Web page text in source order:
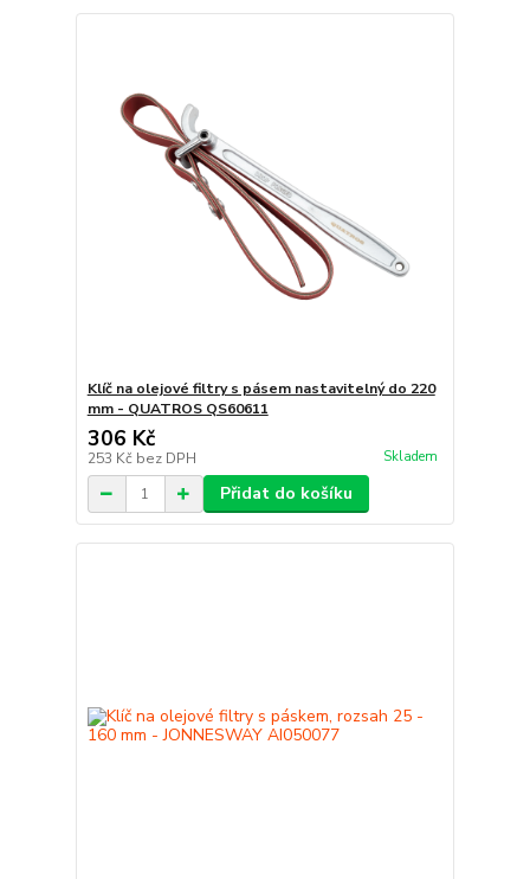
Klíč na olejové filtry s pásem nastavitelný do 220
mm - QUATROS QS60611
306 Kč
253 Kč bez DPH Skladem
Přidat do košíku